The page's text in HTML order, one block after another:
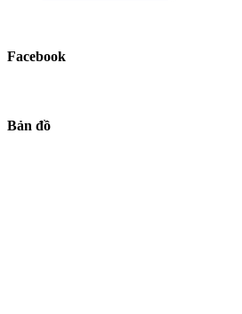
Facebook
Bản đồ